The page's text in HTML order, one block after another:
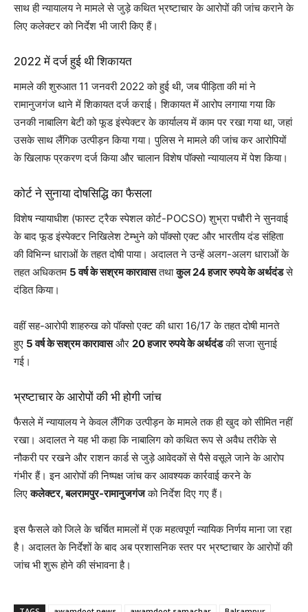
साथ ही न्यायालय ने मामले से जुड़े कथित भ्रष्टाचार के आरोपों की जांच कराने के
लिए कलेक्टर को निर्देश भी जारी किए हैं।
2022 में दर्ज हुई थी शिकायत
मामले की शुरुआत 11 जनवरी 2022 को हुई थी, जब पीड़िता की मां ने
रामानुजगंज थाने में शिकायत दर्ज कराई। शिकायत में आरोप लगाया गया कि
उनकी नाबालिग बेटी को फूड इंस्पेक्टर के कार्यालय में काम पर रखा गया था, जहां
उसके साथ लैंगिक उत्पीड़न किया गया। पुलिस ने मामले की जांच कर आरोपियों
के खिलाफ प्रकरण दर्ज किया और चालान विशेष पॉक्सो न्यायालय में पेश किया।
कोर्ट ने सुनाया दोषसिद्धि का फैसला
विशेष न्यायाधीश (फास्ट ट्रैक स्पेशल कोर्ट-POCSO) शुभ्रा पचौरी ने सुनवाई
के बाद फूड इंस्पेक्टर निखिलेश टेम्भुने को पॉक्सो एक्ट और भारतीय दंड संहिता
की विभिन्न धाराओं के तहत दोषी पाया। अदालत ने उन्हें अलग-अलग धाराओं के
तहत अधिकतम 5 वर्ष के सश्रम कारावासतथाकुल 24 हजार रुपये के अर्थदंडसे
दंडित किया।
वहीं सह-आरोपी शाहरुख को पॉक्सो एक्ट की धारा 16/17 के तहत दोषी मानते
हुए 5 वर्ष के सश्रम कारावासऔर 20 हजार रुपये के अर्थदंडकी सजा सुनाई
गई।
भ्रष्टाचार के आरोपों की भी होगी जांच
फैसले में न्यायालय ने केवल लैंगिक उत्पीड़न के मामले तक ही खुद को सीमित नहीं
रखा। अदालत ने यह भी कहा कि नाबालिग को कथित रूप से अवैध तरीके से
नौकरी पर रखने और राशन कार्ड से जुड़े आवेदकों से पैसे वसूले जाने के आरोप
गंभीर हैं। इन आरोपों की निष्पक्ष जांच कर आवश्यक कार्रवाई करने के
लिएकलेक्टर, बलरामपुर-रामानुजगंजको निर्देश दिए गए हैं।
इस फैसले को जिले के चर्चित मामलों में एक महत्वपूर्ण न्यायिक निर्णय माना जा रहा
है। अदालत के निर्देशों के बाद अब प्रशासनिक स्तर पर भ्रष्टाचार के आरोपों की
जांच भी शुरू होने की संभावना है।